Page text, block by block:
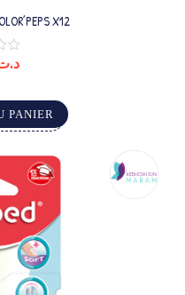
X12
PANIER